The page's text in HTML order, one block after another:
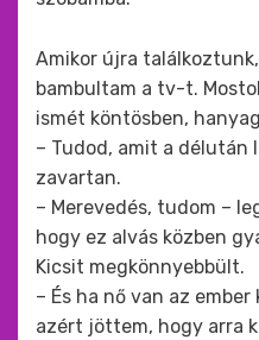
Amikor újra
bambultam a tv-t.
ismét köntösben,
– Tudod, amit a
zavartan.
– Merevedés, tudom –
hogy ez alvás közben
Kicsit megkönnyebbült.
– És ha nő van az ember
azért jöttem, hogy arra